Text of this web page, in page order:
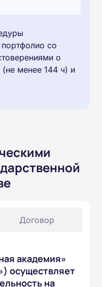
портфолио со
о
менее 144 ч) и
Договор
академия»
осуществляет
на